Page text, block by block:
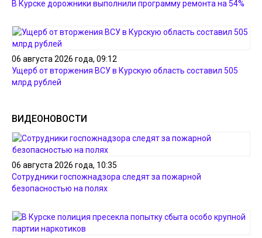
В Курске дорожники выполнили программу ремонта на 54%
06 августа 2026 года, 09:12
Ущерб от вторжения ВСУ в Курскую область составил 505
млрд рублей
ВИДЕОНОВОСТИ
06 августа 2026 года, 10:35
Сотрудники госпожнадзора следят за пожарной
безопасностью на полях